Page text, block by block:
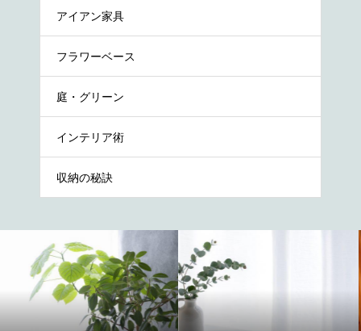
アイアン家具
フラワーベース
庭・グリーン
インテリア術
収納の秘訣